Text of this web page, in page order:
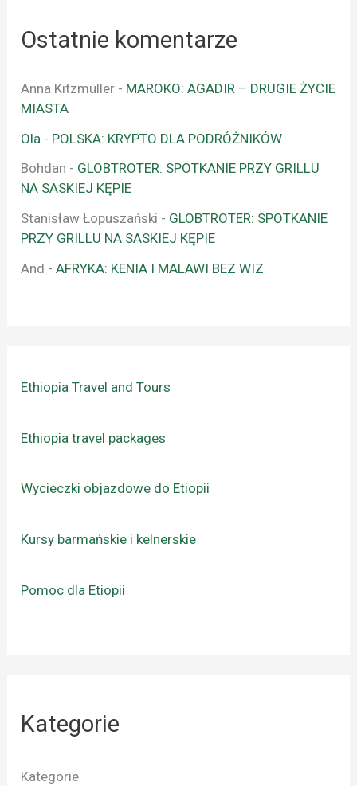
Ostatnie komentarze
Anna Kitzmüller - MAROKO: AGADIR – DRUGIE ŻYCIE
MIASTA
Ola - POLSKA: KRYPTO DLA PODRÓŻNIKÓW
Bohdan - GLOBTROTER: SPOTKANIE PRZY GRILLU
NA SASKIEJ KĘPIE
Stanisław Łopuszański - GLOBTROTER: SPOTKANIE
PRZY GRILLU NA SASKIEJ KĘPIE
And -AFRYKA: KENIA I MALAWI BEZ WIZ
Ethiopia Travel and Tours
Ethiopia travel packages
Wycieczki objazdowe do Etiopii
Kursy barmańskie i kelnerskie
Pomoc dla Etiopii
Kategorie
Kategorie